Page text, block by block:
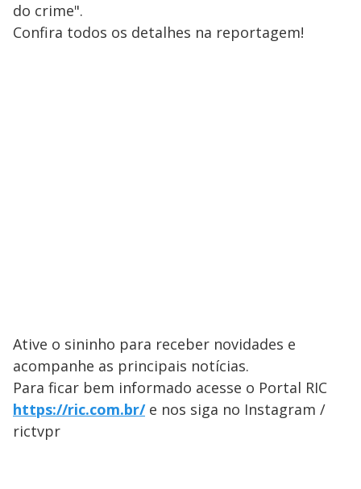
do crime".
Confira todos os detalhes na reportagem!
Ative o sininho para receber novidades e
acompanhe as principais notícias.
Para ficar bem informado acesse o Portal ​RIC
https://ric.com.br/e nos siga no Instagram /
rictvpr